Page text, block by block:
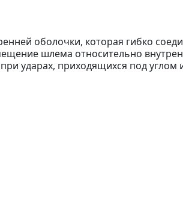
оболочки, которая гибко
шлема относительно
ударах, приходящихся под углом